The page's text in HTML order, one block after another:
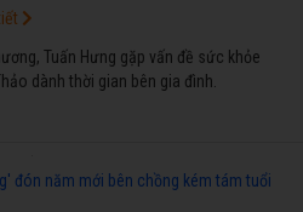
Tuấn Hưng gặp vấn đề sức khỏe
dành thời gian bên gia đình.
đón năm mới bên chồng kém tám tuổi